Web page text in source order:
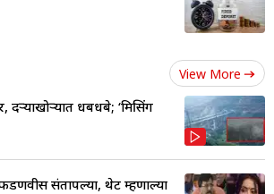
View More
दऱ्याखोऱ्यात धबधबे; ‘मिसिंग
संतापल्या, थेट म्हणाल्या